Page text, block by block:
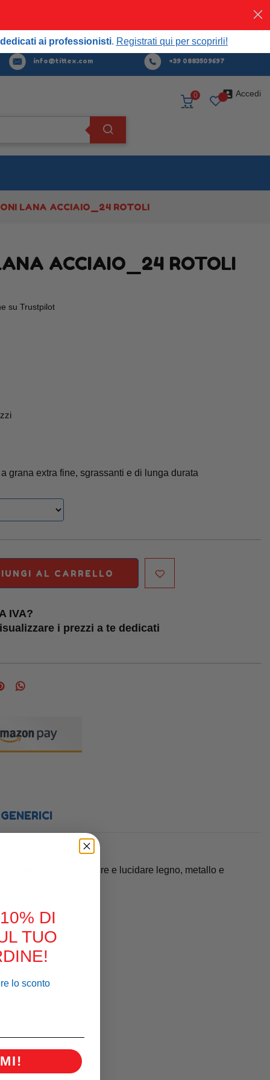
Registrati qui per scoprirli!
Acquista
info@tittex.com +39 0883509697
 Accedi
0
LANA ACCIAIO_24 ROTOLI
ACCIAIO_24 ROTOLI
su Trustpilot
grana extra fine, sgrassanti e di lunga durata
AL CARRELLO
IVA?
i prezzi a te dedicati
efficaci per pulire e lucidare legno, metallo e
DI
TUO
lo sconto
ai professionisti. Registrati qui per scoprirli!